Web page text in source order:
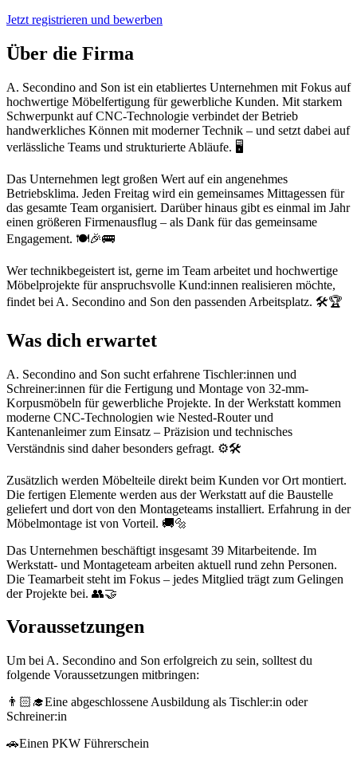
Jetzt registrieren und bewerben
Über die Firma
A. Secondino and Son ist ein etabliertes Unternehmen mit Fokus auf
hochwertige Möbelfertigung für gewerbliche Kunden. Mit starkem
Schwerpunkt auf CNC-Technologie verbindet der Betrieb
handwerkliches Können mit moderner Technik – und setzt dabei auf
verlässliche Teams und strukturierte Abläufe. 🖥️
Das Unternehmen legt großen Wert auf ein angenehmes
Betriebsklima. Jeden Freitag wird ein gemeinsames Mittagessen für
das gesamte Team organisiert. Darüber hinaus gibt es einmal im Jahr
einen größeren Firmenausflug – als Dank für das gemeinsame
Engagement. 🍽️🎉🚌
Wer technikbegeistert ist, gerne im Team arbeitet und hochwertige
Möbelprojekte für anspruchsvolle Kund:innen realisieren möchte,
findet bei A. Secondino and Son den passenden Arbeitsplatz. 🛠️🏆
Was dich erwartet
A. Secondino and Son sucht erfahrene Tischler:innen und
Schreiner:innen für die Fertigung und Montage von 32-mm-
Korpusmöbeln für gewerbliche Projekte. In der Werkstatt kommen
moderne CNC-Technologien wie Nested-Router und
Kantenanleimer zum Einsatz – Präzision und technisches
Verständnis sind daher besonders gefragt. ⚙️🛠️
Zusätzlich werden Möbelteile direkt beim Kunden vor Ort montiert.
Die fertigen Elemente werden aus der Werkstatt auf die Baustelle
geliefert und dort von den Montageteams installiert. Erfahrung in der
Möbelmontage ist von Vorteil. 🚚🔩
Das Unternehmen beschäftigt insgesamt 39 Mitarbeitende. Im
Werkstatt- und Montageteam arbeiten aktuell rund zehn Personen.
Die Teamarbeit steht im Fokus – jedes Mitglied trägt zum Gelingen
der Projekte bei. 👥🤝
Voraussetzungen
Um bei A. Secondino and Son erfolgreich zu sein, solltest du
folgende Voraussetzungen mitbringen:
👨🏻‍🎓Eine abgeschlossene Ausbildung als Tischler:in oder
Schreiner:in
🚗Einen PKW Führerschein